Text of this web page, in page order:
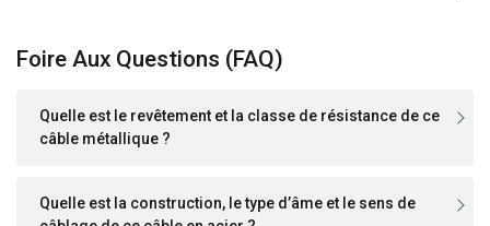
Foire Aux Questions (FAQ)
Quelle est le revêtement et la classe de résistance de ce
câble métallique ?
Quelle est la construction, le type d’âme et le sens de
REFUSER TOUT
AFFICHER LES DÉTAILS